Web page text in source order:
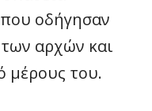
οδήγησαν
αρχών και
μέρους του.